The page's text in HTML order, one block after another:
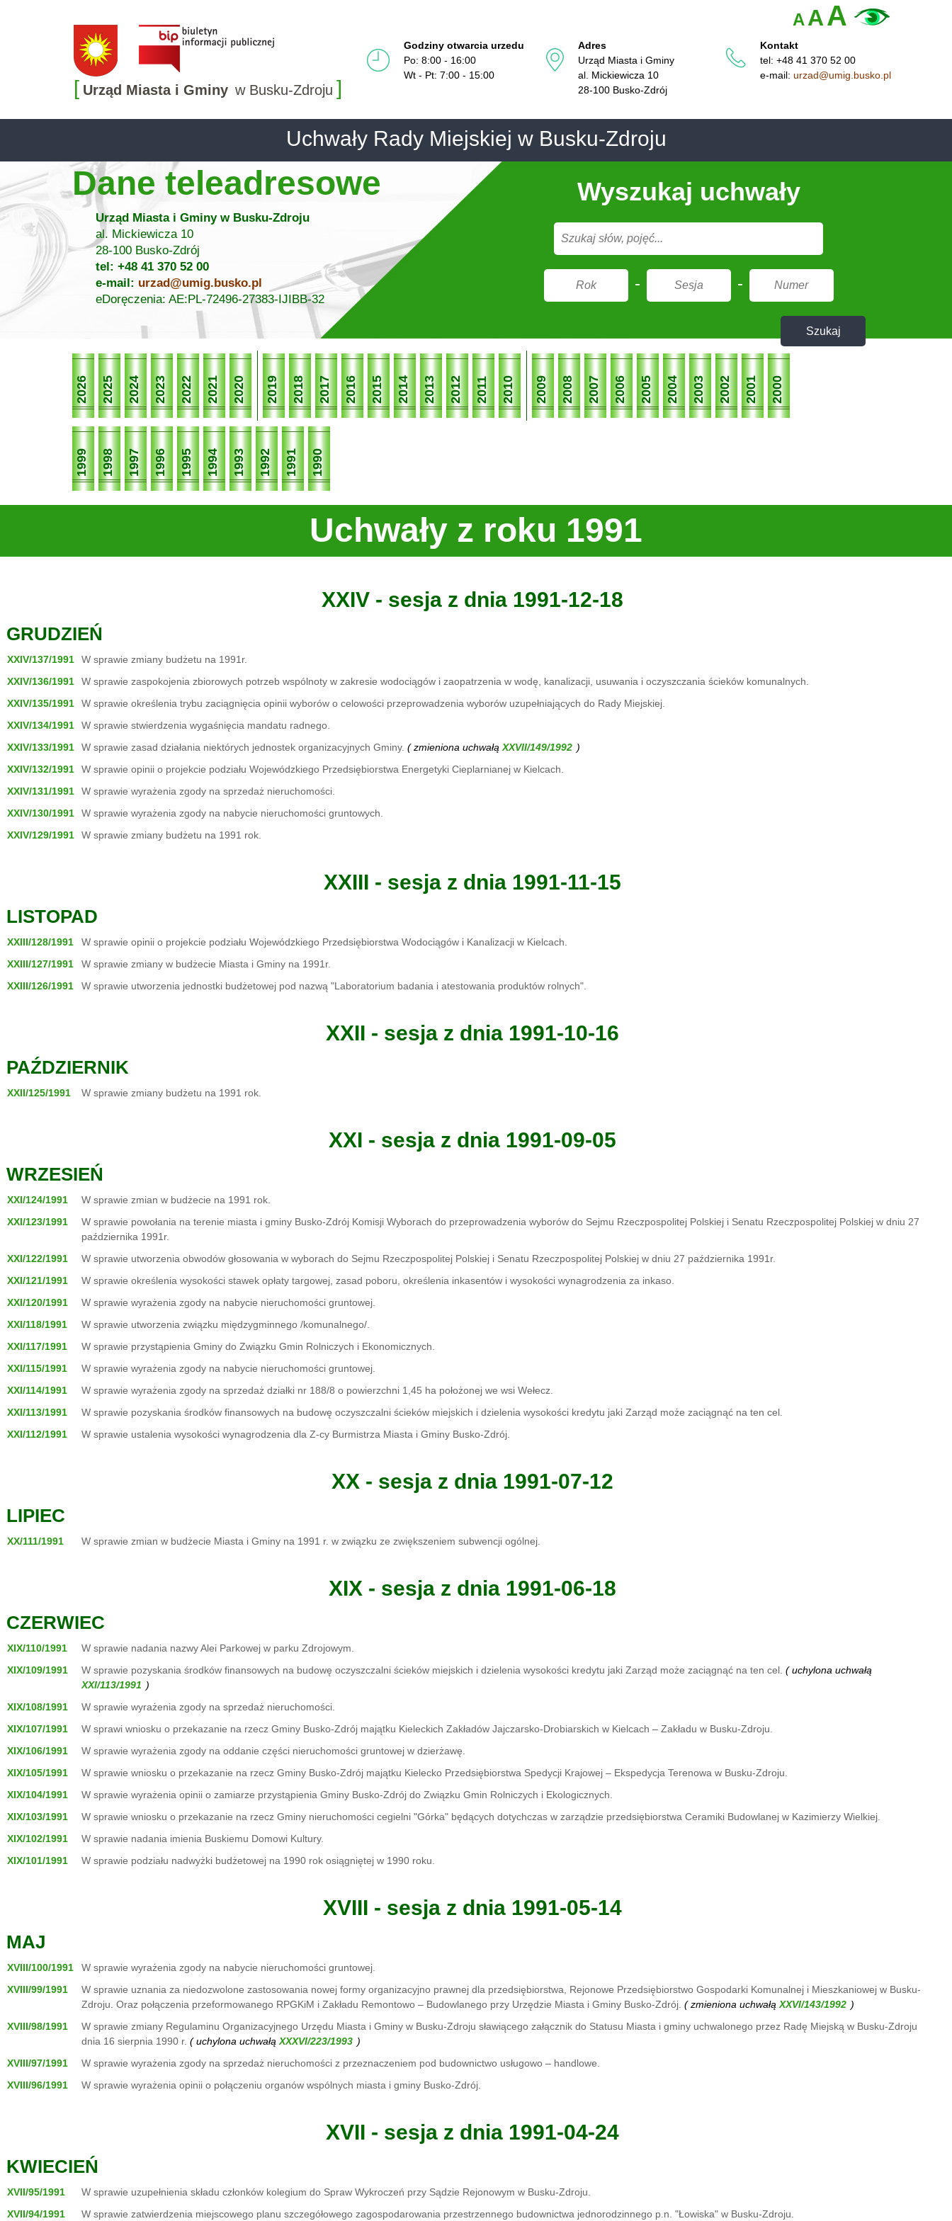
[ Urząd Miasta i Gminy w Busku-Zdroju ]
Godziny otwarcia urzedu
Po: 8:00 - 16:00
Wt - Pt: 7:00 - 15:00
Adres
Urząd Miasta i Gminy
al. Mickiewicza 10
28-100 Busko-Zdrój
AAA
Kontakt
tel: +48 41 370 52 00
e-mail:urzad@umig.busko.pl
Uchwały Rady Miejskiej w Busku-Zdroju
Dane teleadresowe
Urząd Miasta i Gminy w Busku-Zdroju
al. Mickiewicza 10
28-100 Busko-Zdrój
tel: +48 41 370 52 00
e-mail: urzad@umig.busko.pl
eDoręczenia: AE:PL-72496-27383-IJIBB-32
Wyszukaj uchwały
- -
2026 2025 2024 2023 2022 2021 2020 2019 2018 2017 2016 2015 2014 2013 2012 2011 2010 2009 2008 2007 2006 2005 2004 2003 2002 2001 2000
1999 1998 1997 1996 1995 1994 1993 1992 1991 1990
Uchwały z roku 1991
XXIV - sesja z dnia 1991-12-18
GRUDZIEŃ
XXIV/137/1991
W sprawie zmiany budżetu na 1991r.
XXIV/136/1991
W sprawie zaspokojenia zbiorowych potrzeb wspólnoty w zakresie wodociągów i zaopatrzenia w wodę, kanalizacji, usuwania i oczyszczania ścieków komunalnych.
XXIV/135/1991
W sprawie określenia trybu zaciągnięcia opinii wyborów o celowości przeprowadzenia wyborów uzupełniających do Rady Miejskiej.
XXIV/134/1991
W sprawie stwierdzenia wygaśnięcia mandatu radnego.
XXIV/133/1991
W sprawie zasad działania niektórych jednostek organizacyjnych Gminy. ( zmieniona uchwałą
)
XXIV/132/1991
W sprawie opinii o projekcie podziału Wojewódzkiego Przedsiębiorstwa Energetyki Cieplarnianej w Kielcach.
XXIV/131/1991
W sprawie wyrażenia zgody na sprzedaż nieruchomości.
XXIV/130/1991
W sprawie wyrażenia zgody na nabycie nieruchomości gruntowych.
XXIV/129/1991
W sprawie zmiany budżetu na 1991 rok.
XXIII - sesja z dnia 1991-11-15
LISTOPAD
XXIII/128/1991
W sprawie opinii o projekcie podziału Wojewódzkiego Przedsiębiorstwa Wodociągów i Kanalizacji w Kielcach.
XXIII/127/1991
W sprawie zmiany w budżecie Miasta i Gminy na 1991r.
XXIII/126/1991
W sprawie utworzenia jednostki budżetowej pod nazwą "Laboratorium badania i atestowania produktów rolnych".
XXII - sesja z dnia 1991-10-16
PAŹDZIERNIK
XXII/125/1991 W sprawie zmiany budżetu na 1991 rok.
XXI - sesja z dnia 1991-09-05
WRZESIEŃ
XXI/124/1991
W sprawie zmian w budżecie na 1991 rok.
XXI/123/1991
W sprawie powołania na terenie miasta i gminy Busko-Zdrój Komisji Wyborach do przeprowadzenia wyborów do Sejmu Rzeczpospolitej Polskiej i Senatu Rzeczpospolitej Polskiej w dniu 27
października 1991r.
XXI/122/1991
W sprawie utworzenia obwodów głosowania w wyborach do Sejmu Rzeczpospolitej Polskiej i Senatu Rzeczpospolitej Polskiej w dniu 27 października 1991r.
XXI/121/1991
W sprawie określenia wysokości stawek opłaty targowej, zasad poboru, określenia inkasentów i wysokości wynagrodzenia za inkaso.
XXI/120/1991
W sprawie wyrażenia zgody na nabycie nieruchomości gruntowej.
XXI/118/1991
W sprawie utworzenia związku międzygminnego /komunalnego/.
XXI/117/1991
W sprawie przystąpienia Gminy do Związku Gmin Rolniczych i Ekonomicznych.
XXI/115/1991
W sprawie wyrażenia zgody na nabycie nieruchomości gruntowej.
XXI/114/1991
W sprawie wyrażenia zgody na sprzedaż działki nr 188/8 o powierzchni 1,45 ha położonej we wsi Wełecz.
XXI/113/1991
W sprawie pozyskania środków finansowych na budowę oczyszczalni ścieków miejskich i dzielenia wysokości kredytu jaki Zarząd może zaciągnąć na ten cel.
XXI/112/1991
W sprawie ustalenia wysokości wynagrodzenia dla Z-cy Burmistrza Miasta i Gminy Busko-Zdrój.
XX - sesja z dnia 1991-07-12
LIPIEC
XX/111/1991 W sprawie zmian w budżecie Miasta i Gminy na 1991 r. w związku ze zwiększeniem subwencji ogólnej.
XIX - sesja z dnia 1991-06-18
CZERWIEC
XIX/110/1991
W sprawie nadania nazwy Alei Parkowej w parku Zdrojowym.
XIX/109/1991
W sprawie pozyskania środków finansowych na budowę oczyszczalni ścieków miejskich i dzielenia wysokości kredytu jaki Zarząd może zaciągnąć na ten cel. ( uchylona uchwałą
)
XIX/108/1991
W sprawie wyrażenia zgody na sprzedaż nieruchomości.
XIX/107/1991
W sprawi wniosku o przekazanie na rzecz Gminy Busko-Zdrój majątku Kieleckich Zakładów Jajczarsko-Drobiarskich w Kielcach – Zakładu w Busku-Zdroju.
XIX/106/1991
W sprawie wyrażenia zgody na oddanie części nieruchomości gruntowej w dzierżawę.
XIX/105/1991
W sprawie wniosku o przekazanie na rzecz Gminy Busko-Zdrój majątku Kielecko Przedsiębiorstwa Spedycji Krajowej – Ekspedycja Terenowa w Busku-Zdroju.
XIX/104/1991
W sprawie wyrażenia opinii o zamiarze przystąpienia Gminy Busko-Zdrój do Związku Gmin Rolniczych i Ekologicznych.
XIX/103/1991
W sprawie wniosku o przekazanie na rzecz Gminy nieruchomości cegielni "Górka" będących dotychczas w zarządzie przedsiębiorstwa Ceramiki Budowlanej w Kazimierzy Wielkiej.
XIX/102/1991
W sprawie nadania imienia Buskiemu Domowi Kultury.
XIX/101/1991
W sprawie podziału nadwyżki budżetowej na 1990 rok osiągniętej w 1990 roku.
XVIII - sesja z dnia 1991-05-14
MAJ
XVIII/100/1991
W sprawie wyrażenia zgody na nabycie nieruchomości gruntowej.
XVIII/99/1991
W sprawie uznania za niedozwolone zastosowania nowej formy organizacyjno prawnej dla przedsiębiorstwa, Rejonowe Przedsiębiorstwo Gospodarki Komunalnej i Mieszkaniowej w Busku-
Zdroju. Oraz połączenia przeformowanego RPGKiM i Zakładu Remontowo – Budowlanego przy Urzędzie Miasta i Gminy Busko-Zdrój. ( zmieniona uchwałą
)
XVIII/98/1991
W sprawie zmiany Regulaminu Organizacyjnego Urzędu Miasta i Gminy w Busku-Zdroju sławiącego załącznik do Statusu Miasta i gminy uchwalonego przez Radę Miejską w Busku-Zdroju
dnia 16 sierpnia 1990 r. ( uchylona uchwałą
)
XVIII/97/1991
W sprawie wyrażenia zgody na sprzedaż nieruchomości z przeznaczeniem pod budownictwo usługowo – handlowe.
XVIII/96/1991
W sprawie wyrażenia opinii o połączeniu organów wspólnych miasta i gminy Busko-Zdrój.
XVII - sesja z dnia 1991-04-24
KWIECIEŃ
XVII/95/1991
W sprawie uzupełnienia składu członków kolegium do Spraw Wykroczeń przy Sądzie Rejonowym w Busku-Zdroju.
XVII/94/1991
W sprawie zatwierdzenia miejscowego planu szczegółowego zagospodarowania przestrzennego budownictwa jednorodzinnego p.n. "Łowiska" w Busku-Zdroju.